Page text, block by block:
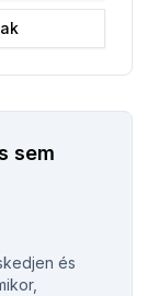
sem
és